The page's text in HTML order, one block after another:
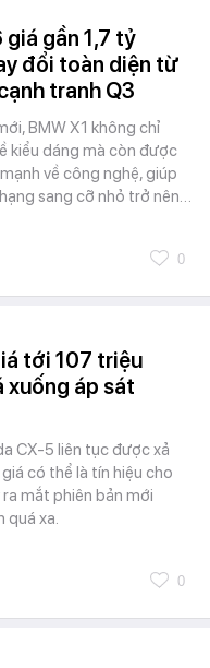
gần 1,7 tỷ
đổi toàn diện từ
tranh Q3
BMW X1 không chỉ
kiểu dáng mà còn được
về công nghệ, giúp
sang cỡ nhỏ trở nên…
0
tới 107 triệu
xuống áp sát
CX-5 liên tục được xả
có thể là tín hiệu cho
mắt phiên bản mới
quá xa.
0